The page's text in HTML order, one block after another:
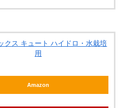
クス キュート ハイドロ・水栽培
用
Amazon